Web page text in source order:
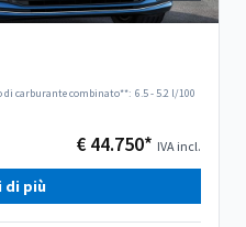
di carburante combinato**: 6.5 - 5.2 l/100
€ 44.750* IVA incl.
di più